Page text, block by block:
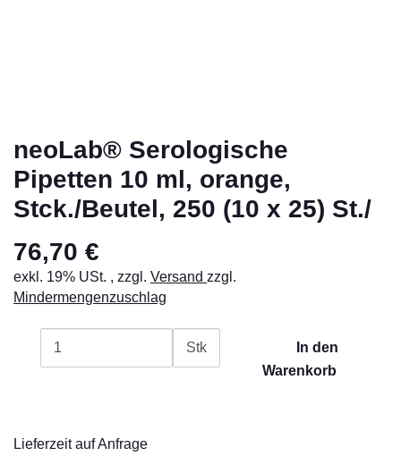
neoLab® Serologische
Pipetten 10 ml, orange,
Stck./Beutel, 250 (10 x 25) St./
76,70 €
exkl. 19% USt. , zzgl. Versand zzgl.
Mindermengenzuschlag
Stk
In den
Warenkorb
Lieferzeit auf Anfrage